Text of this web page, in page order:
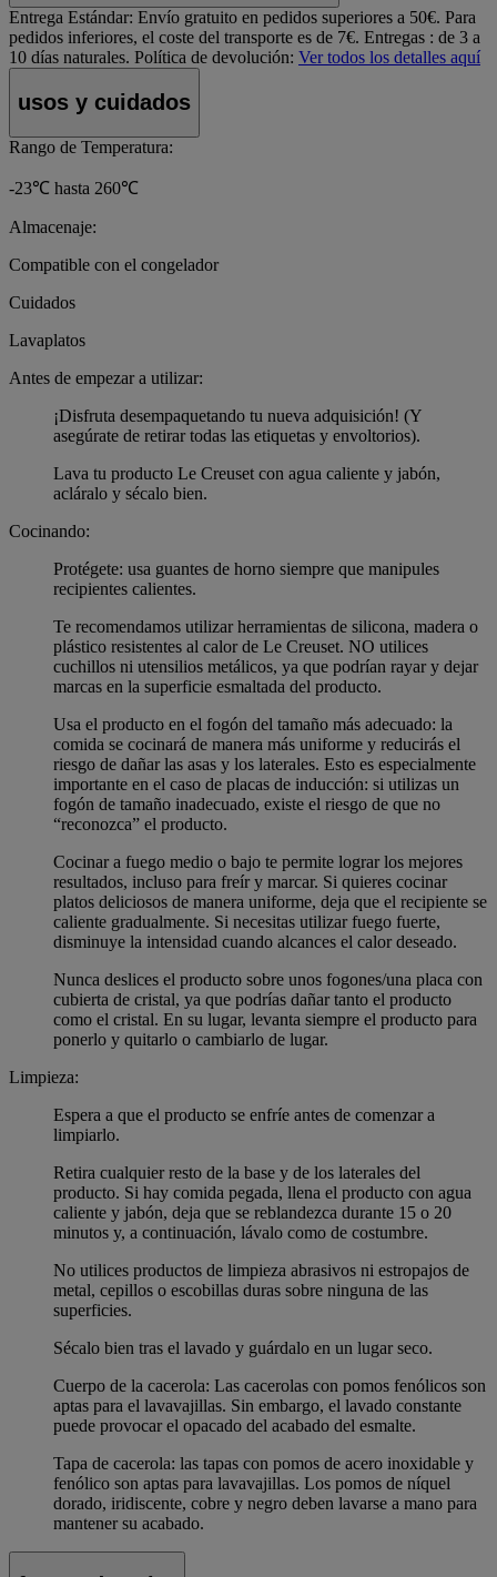
Entrega Estándar: Envío gratuito en pedidos superiores a 50€. Para
pedidos inferiores, el coste del transporte es de 7€. Entregas : de 3 a
10 días naturales. Política de devolución: Ver todos los detalles aquí
usos y cuidados
Rango de Temperatura:
-23℃ hasta 260℃
Almacenaje:
Compatible con el congelador
Cuidados
Lavaplatos
Antes de empezar a utilizar:
¡Disfruta desempaquetando tu nueva adquisición! (Y
asegúrate de retirar todas las etiquetas y envoltorios).
Lava tu producto Le Creuset con agua caliente y jabón,
acláralo y sécalo bien.
Cocinando:
Protégete: usa guantes de horno siempre que manipules
recipientes calientes.
Te recomendamos utilizar herramientas de silicona, madera o
plástico resistentes al calor de Le Creuset. NO utilices
cuchillos ni utensilios metálicos, ya que podrían rayar y dejar
marcas en la superficie esmaltada del producto.
Usa el producto en el fogón del tamaño más adecuado: la
comida se cocinará de manera más uniforme y reducirás el
riesgo de dañar las asas y los laterales. Esto es especialmente
importante en el caso de placas de inducción: si utilizas un
fogón de tamaño inadecuado, existe el riesgo de que no
“reconozca” el producto.
Cocinar a fuego medio o bajo te permite lograr los mejores
resultados, incluso para freír y marcar. Si quieres cocinar
platos deliciosos de manera uniforme, deja que el recipiente se
caliente gradualmente. Si necesitas utilizar fuego fuerte,
disminuye la intensidad cuando alcances el calor deseado.
Nunca deslices el producto sobre unos fogones/una placa con
cubierta de cristal, ya que podrías dañar tanto el producto
como el cristal. En su lugar, levanta siempre el producto para
ponerlo y quitarlo o cambiarlo de lugar.
Limpieza:
Espera a que el producto se enfríe antes de comenzar a
limpiarlo.
Retira cualquier resto de la base y de los laterales del
producto. Si hay comida pegada, llena el producto con agua
caliente y jabón, deja que se reblandezca durante 15 o 20
minutos y, a continuación, lávalo como de costumbre.
No utilices productos de limpieza abrasivos ni estropajos de
metal, cepillos o escobillas duras sobre ninguna de las
superficies.
Sécalo bien tras el lavado y guárdalo en un lugar seco.
Cuerpo de la cacerola: Las cacerolas con pomos fenólicos son
aptas para el lavavajillas. Sin embargo, el lavado constante
puede provocar el opacado del acabado del esmalte.
Tapa de cacerola: las tapas con pomos de acero inoxidable y
fenólico son aptas para lavavajillas. Los pomos de níquel
dorado, iridiscente, cobre y negro deben lavarse a mano para
mantener su acabado.